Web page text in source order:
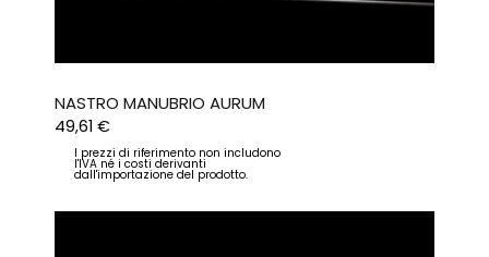
NASTRO MANUBRIO AURUM
49,61€
I prezzi di riferimento non includono
l'IVA né i costi derivanti
dall'importazione del prodotto.